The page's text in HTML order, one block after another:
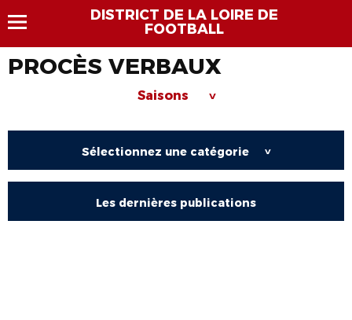
DISTRICT DE LA LOIRE DE
FOOTBALL
PROCÈS VERBAUX
Saisons >
Sélectionnez une catégorie >
Les dernières publications